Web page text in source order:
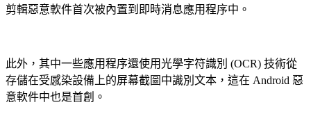
剪輯惡意軟件首次被內置到即時消息應用程序中。
此外，其中一些應用程序還使用光學字符識別 (OCR) 技術從
存儲在受感染設備上的屏幕截圖中識別文本，這在 Android 惡
意軟件中也是首創。